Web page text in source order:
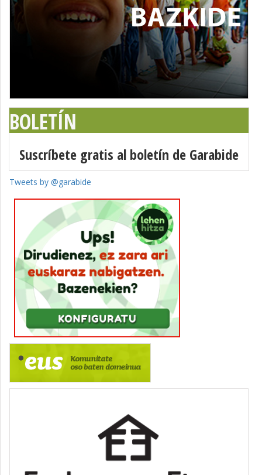
BOLETÍN
Suscríbete gratis al boletín de Garabide
Tweets by @garabide